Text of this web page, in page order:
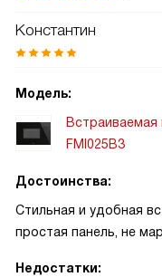
Константин
Модель:
Встраиваемая
FMI025B3
Достоинства:
Стильная и удобная
простая панель, не
Недостатки: